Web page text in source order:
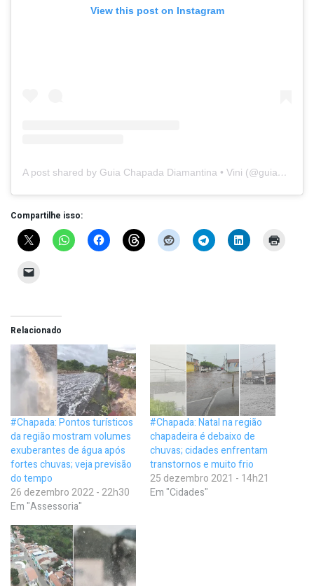
View this post on Instagram
A post shared by Guia Chapada Diamantina • Vini (@guiachapadadiamantna)
Compartilhe isso:
Relacionado
#Chapada: Pontos turísticos
da região mostram volumes
exuberantes de água após
fortes chuvas; veja previsão
do tempo
26 dezembro 2022 - 22h30
Em "Assessoria"
#Chapada: Natal na região
chapadeira é debaixo de
chuvas; cidades enfrentam
transtornos e muito frio
25 dezembro 2021 - 14h21
Em "Cidades"